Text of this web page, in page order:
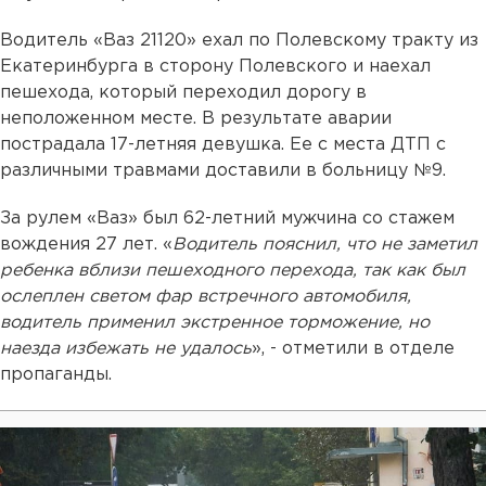
Водитель «Ваз 21120» ехал по Полевскому тракту из
Екатеринбурга в сторону Полевского и наехал
пешехода, который переходил дорогу в
неположенном месте. В результате аварии
пострадала 17-летняя девушка. Ее с места ДТП с
различными травмами доставили в больницу №9.
За рулем «Ваз» был 62-летний мужчина со стажем
вождения 27 лет. «Водитель пояснил, что не заметил
ребенка вблизи пешеходного перехода, так как был
ослеплен светом фар встречного автомобиля,
водитель применил экстренное торможение, но
наезда избежать не удалось», - отметили в отделе
пропаганды.